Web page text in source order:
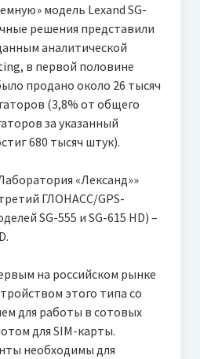
модель Lexand SG-
решения представили
аналитической
в первой половине
продано около 26 тысяч
(3,8% от общего
за указанный
680 тысяч штук).
«Лександ»»
ГЛОНАСС/GPS-
SG-555 и SG-615 HD) –
на российском рынке
этого типа со
для работы в сотовых
для SIM-карты.
необходимы для